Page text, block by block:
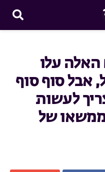
האלה עלו
אבל סוף סוף
לעשות
ממשאו של